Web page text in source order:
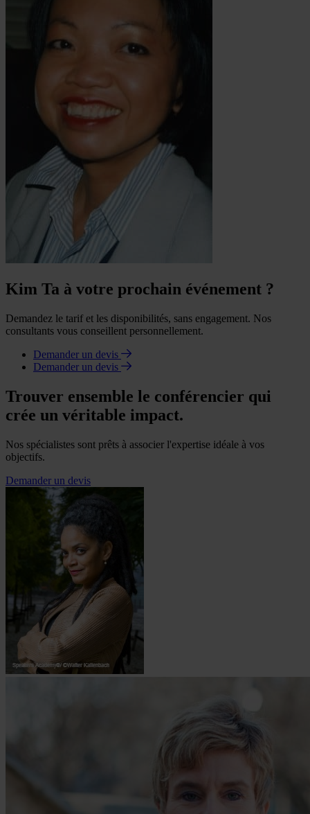
Kim Ta à votre prochain événement ?
Demandez le tarif et les disponibilités, sans engagement. Nos
consultants vous conseillent personnellement.
Demander un devis
Demander un devis
Trouver ensemble le conférencier qui
crée un véritable impact.
Nos spécialistes sont prêts à associer l'expertise idéale à vos
objectifs.
Demander un devis